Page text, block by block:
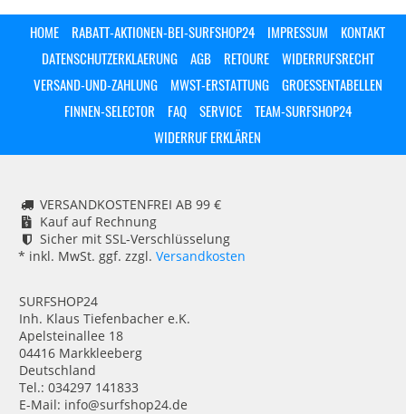
HOME RABATT-AKTIONEN-BEI-SURFSHOP24 IMPRESSUM
KONTAKT
DATENSCHUTZERKLAERUNG
AGB RETOURE
WIDERRUFSRECHT
VERSAND-UND-ZAHLUNG
MWST-ERSTATTUNG
GROESSENTABELLEN
FINNEN-SELECTOR
FAQ SERVICE
TEAM-SURFSHOP24
WIDERRUF ERKLÄREN
VERSANDKOSTENFREI AB 99 €
Kauf auf Rechnung
Sicher mit SSL-Verschlüsselung
* inkl. MwSt. ggf. zzgl. Versandkosten
SURFSHOP24
Inh. Klaus Tiefenbacher e.K.
Apelsteinallee 18
04416 Markkleeberg
Deutschland
Tel.: 034297 141833
E-Mail: info@surfshop24.de